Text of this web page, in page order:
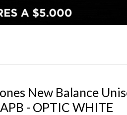
New Balance
- OPTIC WHITE